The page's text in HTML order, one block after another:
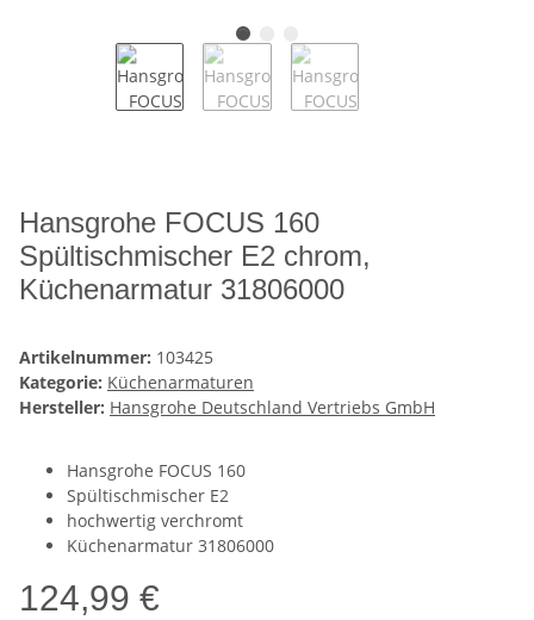
Hansgrohe FOCUS 160
Spültischmischer E2 chrom,
Küchenarmatur 31806000
Artikelnummer: 103425
Kategorie: Küchenarmaturen
Hersteller: Hansgrohe Deutschland Vertriebs GmbH
Hansgrohe FOCUS 160
Spültischmischer E2
hochwertig verchromt
Küchenarmatur 31806000
124,99 €